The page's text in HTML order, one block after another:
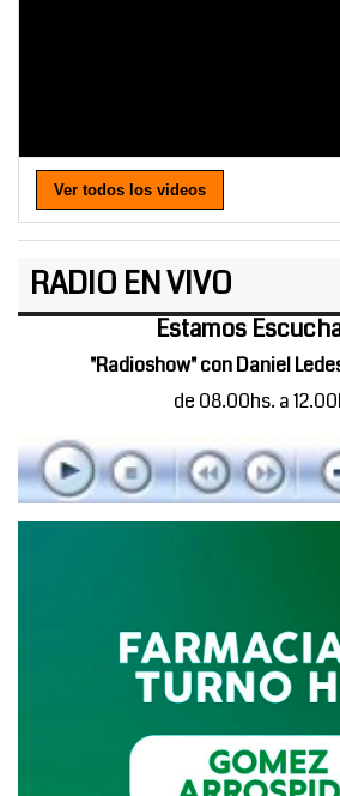
Ver todos los videos
RADIO EN VIVO
Estamos
"Radioshow" con Daniel
de 08.00hs. a